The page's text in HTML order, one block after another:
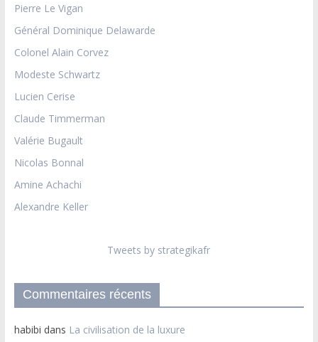
Pierre Le Vigan
Général Dominique Delawarde
Colonel Alain Corvez
Modeste Schwartz
Lucien Cerise
Claude Timmerman
Valérie Bugault
Nicolas Bonnal
Amine Achachi
Alexandre Keller
Tweets by strategikafr
Commentaires récents
habibi dans La civilisation de la luxure